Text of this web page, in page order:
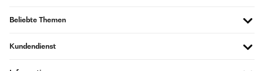
Beliebte Themen
Kundendienst